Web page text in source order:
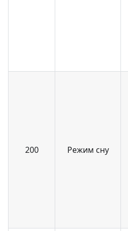
200 Режим сну